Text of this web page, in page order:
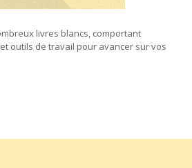
livres blancs, comportant
outils de travail pour avancer sur vos